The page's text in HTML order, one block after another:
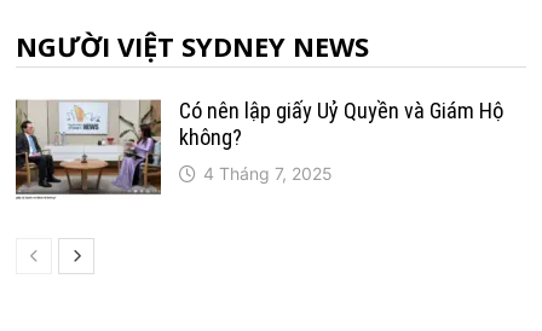
NGƯỜI VIỆT SYDNEY NEWS
Có nên lập giấy Uỷ Quyền và Giám Hộ
không?
4 Tháng 7, 2025